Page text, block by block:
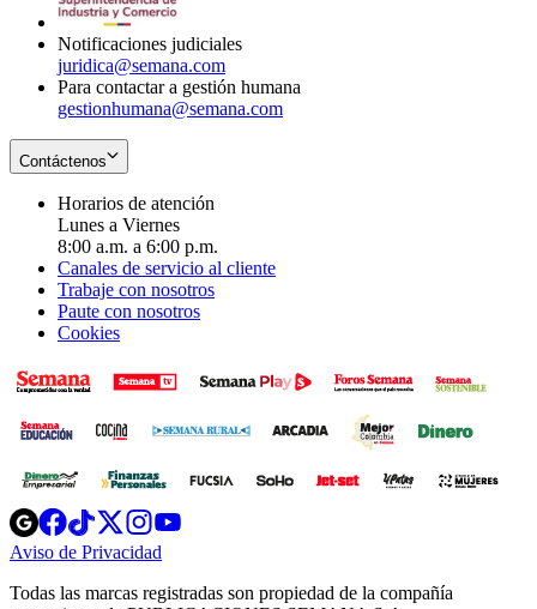
Notificaciones judiciales
juridica@semana.com
Para contactar a gestión humana
gestionhumana@semana.com
Contáctenos
Horarios de atención
Lunes a Viernes
8:00 a.m. a 6:00 p.m.
Canales de servicio al cliente
Trabaje con nosotros
Paute con nosotros
Cookies
Opens
in
new
Opens
in
new
Opens
in
new
window
Opens
new
windowwindow
Aviso de Privacidad
new
Todas las marcas registradas son propiedad de la compañía